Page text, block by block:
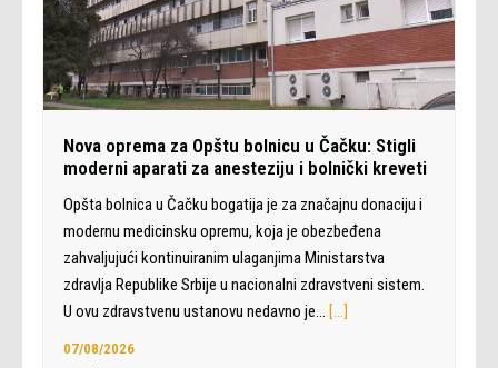
Nova oprema za Opštu bolnicu u Čačku: Stigli
moderni aparati za anesteziju i bolnički kreveti
Opšta bolnica u Čačku bogatija je za značajnu donaciju i
modernu medicinsku opremu, koja je obezbeđena
zahvaljujući kontinuiranim ulaganjima Ministarstva
zdravlja Republike Srbije u nacionalni zdravstveni sistem.
U ovu zdravstvenu ustanovu nedavno je… […]
07/08/2026